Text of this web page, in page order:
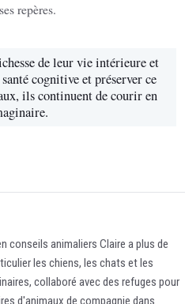
repères.
de leur vie intérieure et
cognitive et préserver ce
ils continuent de courir en
conseils animaliers Claire a plus de
les chiens, les chats et les
collaboré avec des refuges pour
d'animaux de compagnie dans